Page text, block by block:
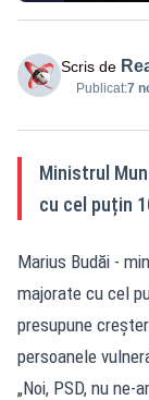
Scris de
Publicat:7
Ministrul
cu cel puțin
Marius Budăi -
majorate cu cel
presupune
persoanele
„Noi, PSD, nu